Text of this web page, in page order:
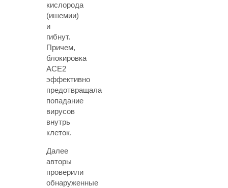
кислорода
(ишемии)
и
гибнут.
Причем,
блокировка
ACE2
эффективно
предотвращала
попадание
вирусов
внутрь
клеток.
Далее
авторы
проверили
обнаруженные